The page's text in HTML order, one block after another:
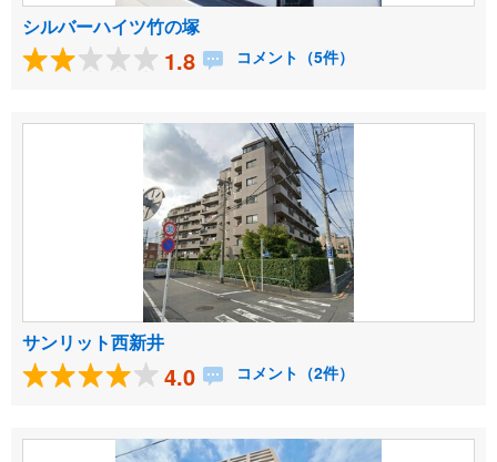
シルバーハイツ竹の塚
1.8 コメント（5件）
サンリット西新井
4.0 コメント（2件）